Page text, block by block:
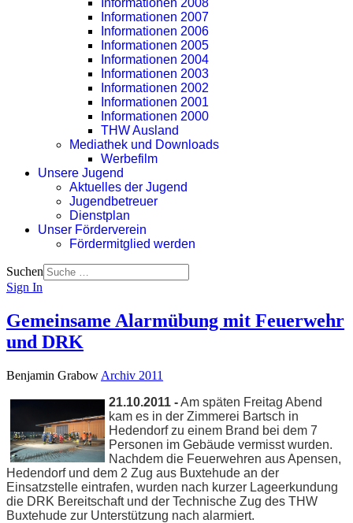
Informationen 2008
Informationen 2007
Informationen 2006
Informationen 2005
Informationen 2004
Informationen 2003
Informationen 2002
Informationen 2001
Informationen 2000
THW Ausland
Mediathek und Downloads
Werbefilm
Unsere Jugend
Aktuelles der Jugend
Jugendbetreuer
Dienstplan
Unser Förderverein
Fördermitglied werden
Suchen
Sign In
Gemeinsame Alarmübung mit Feuerwehr
und DRK
Benjamin Grabow Archiv 2011
21.10.2011 -Am späten Freitag Abend
kam es in der Zimmerei Bartsch in
Hedendorf zu einem Brand bei dem 7
Personen im Gebäude vermisst wurden.
Nachdem die Feuerwehren aus Apensen,
Hedendorf und dem 2 Zug aus Buxtehude an der
Einsatzstelle eintrafen, wurden nach kurzer Lageerkundung
die DRK Bereitschaft und der Technische Zug des THW
Buxtehude zur Unterstützung nach alarmiert.